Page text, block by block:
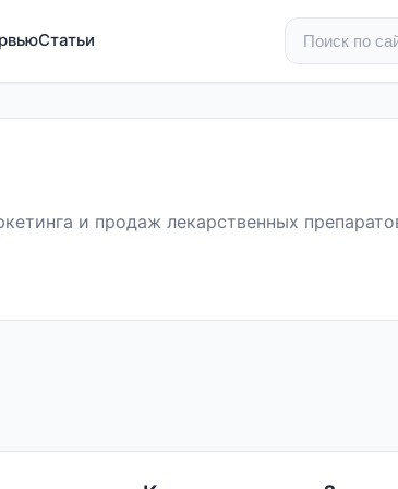
Статьи
и продаж лекарственных